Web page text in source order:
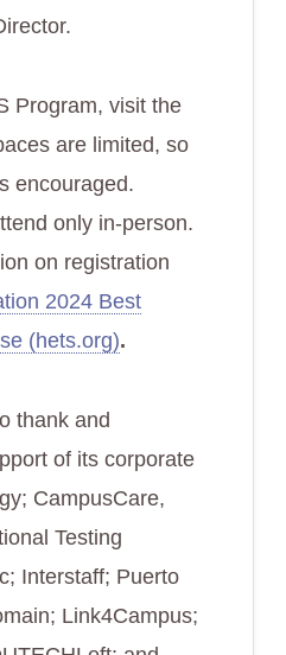
Program, visit the
are limited, so
encouraged.
only in-person.
on registration
2024 Best
(hets.org).
thank and
of its corporate
CampusCare,
Testing
Interstaff; Puerto
Link4Campus;